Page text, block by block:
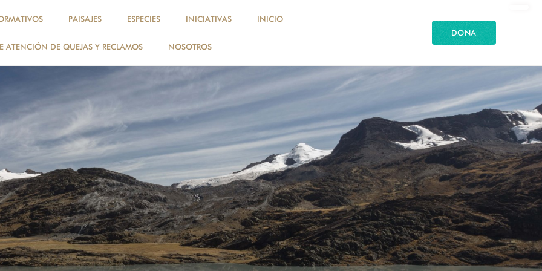
PAISAJES ESPECIES INICIATIVAS INICIO
ATENCIÓN DE QUEJAS Y RECLAMOS NOSOTROS
DONA